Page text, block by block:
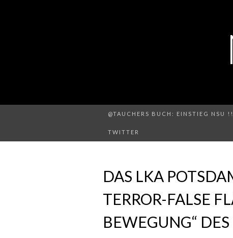
@TAUCHERS BUCH: EINSTIEG NSU
TWITTER
DAS LKA
TERROR-FALSE
BEWEGUNG“